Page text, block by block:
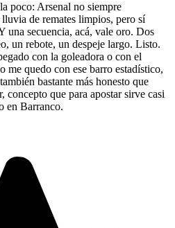
poco: Arsenal no siempre
de remates limpios, pero sí
una secuencia, acá, vale oro. Dos
un rebote, un despeje largo. Listo.
con la goleadora o con el
me quedo con ese barro estadístico,
bastante más honesto que
concepto que para apostar sirve casi
en Barranco.